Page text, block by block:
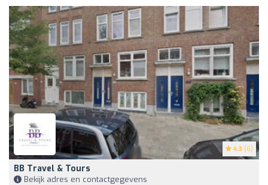
4.3 (6)
BB Travel & Tours
Bekijk adres en contactgegevens